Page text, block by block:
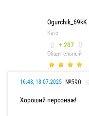
Ogurchik_69kK
Каге
+ 207
Общительный
16:43, 18.07.2025 №590
Хороший персонаж!